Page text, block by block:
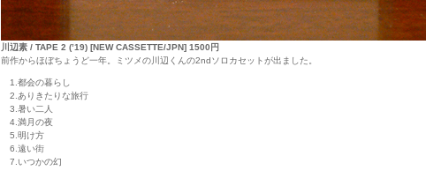
川辺素 / TAPE 2 (’19) [NEW CASSETTE/JPN] 1500円
前作からほぼちょうど一年。ミツメの川辺くんの2ndソロカセットが出ました。
1.都会の暮らし
2.ありきたりな旅行
3.暑い二人
4.満月の夜
5.明け方
6.遠い街
7.いつかの幻